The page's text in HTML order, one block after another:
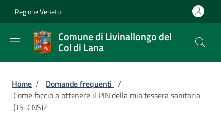
Regione Veneto
Comune di Livinallongo del
Col di Lana
Briciole di pane
Home / Domande frequenti /
Come faccio a ottenere il PIN della mia tessera sanitaria
(TS-CNS)?